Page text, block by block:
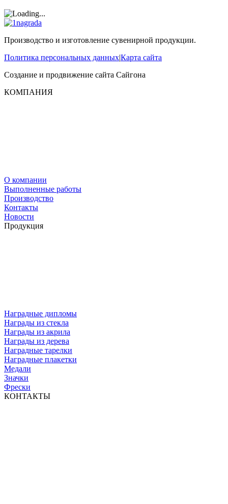
Производство и изготовление сувенирной продукции.
Политика персональных данных|Карта сайта
Создание и продвижение сайта Сайгона
КОМПАНИЯ
О компании
Выполненные работы
Производство
Контакты
Новости
Продукция
Наградные дипломы
Награды из стекла
Награды из акрила
Награды из дерева
Наградные тарелки
Наградные плакетки
Медали
Значки
Фрески
КОНТАКТЫ